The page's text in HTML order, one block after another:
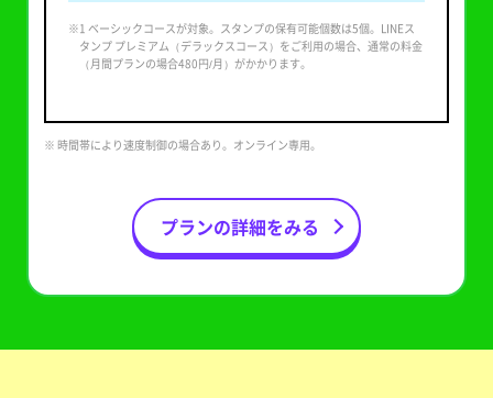
※1 ベーシックコースが対象。スタンプの保有可能個数は5個。LINEス
タンプ プレミアム（デラックスコース）をご利用の場合、通常の料金
（月間プランの場合480円/月）がかかります。
※ 時間帯により速度制御の場合あり。オンライン専用。
プランの詳細をみる